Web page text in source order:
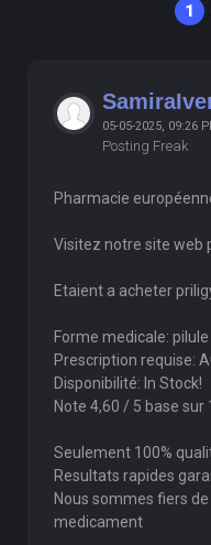
1
05-05-2025, 09:26
Posting Freak
Pharmacie
Visitez notre site web
Etaient a acheter
Forme medicale: pilule
Prescription requise:
Disponibilité: In Stock!
Note 4,60 / 5 base sur
Seulement 100%
Resultats rapides
Nous sommes fiers
medicament